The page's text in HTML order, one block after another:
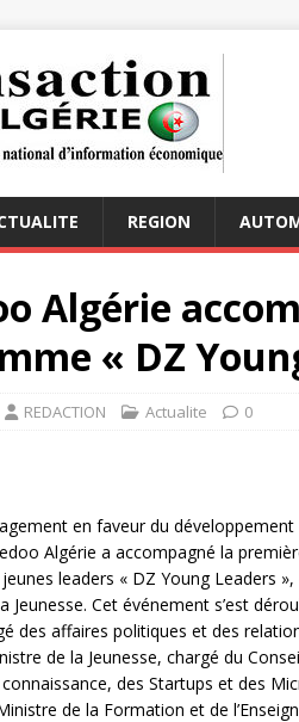
REGION
Algérie
« DZ
REDACTION Actualite 0
en faveur du
Algérie a accompagné la
leaders « DZ Young Leaders
Jeunesse. Cet événement s’est
des affaires politiques et des
de la Jeunesse, chargé du
connaissance, des Startups et des
de la Formation et de